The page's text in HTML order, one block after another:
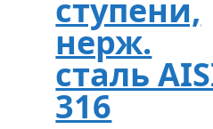
ступени,
нерж.
сталь
316